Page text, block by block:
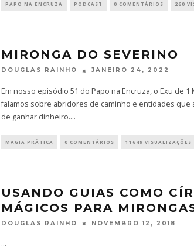
PAPO NA ENCRUZA PODCAST 0 COMENTÁRIOS 260
MIRONGA DO SEVERINO
DOUGLAS RAINHO JANEIRO 24, 2022
Em nosso episódio 51 do Papo na Encruza, o Exu de 1
falamos sobre abridores de caminho e entidades que
de ganhar dinheiro....
MAGIA PRÁTICA 0 COMENTÁRIOS 11649 VISUALIZAÇÕES
USANDO GUIAS COMO
MÁGICOS PARA
DOUGLAS RAINHO NOVEMBRO 12, 2018
...